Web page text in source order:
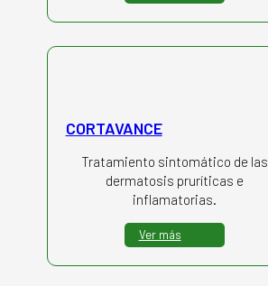
CORTAVANCE
Tratamiento sintomático de las
dermatosis pruríticas e
inflamatorias.
Ver más